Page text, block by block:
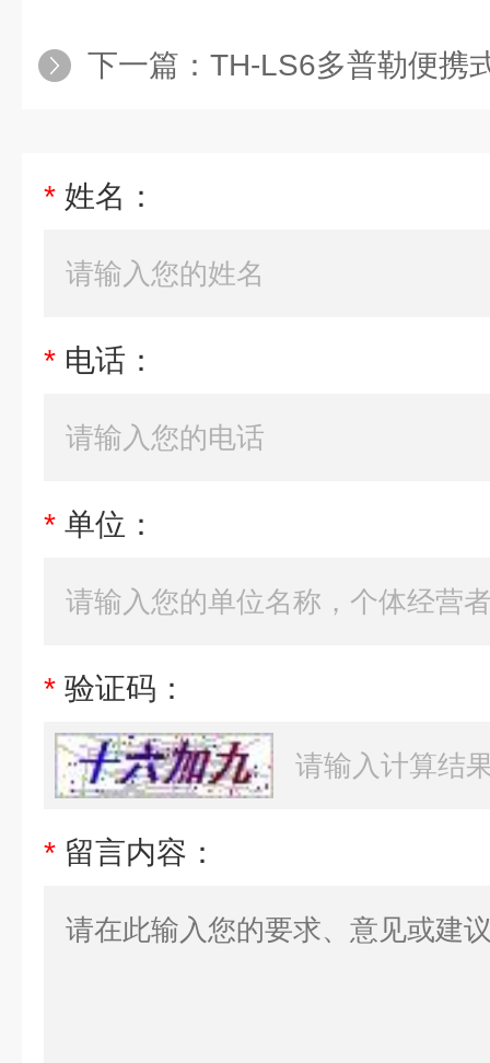
下一篇： TH-LS6多普勒便携
* 姓名：
* 电话：
* 单位：
* 验证码：
* 留言内容：